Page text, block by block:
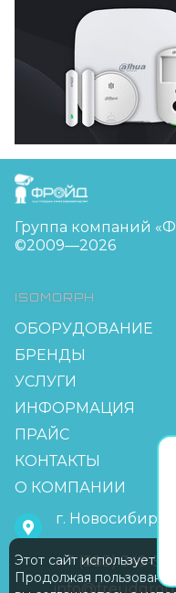
FreudGroup
Группа компаний
©2009—2026
ISOMORPH
ОБОРУДОВАНИЕ
БРЕНДЫ
УСЛУГИ
ИНФОРМАЦИЯ
ПРАЙС
КОНТАКТЫ
О КОМПАНИИ
г.
+7 (383) 349-
Этот сайт использует
Продолжая